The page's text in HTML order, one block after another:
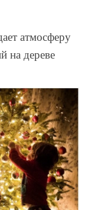
атмосферу
на дереве